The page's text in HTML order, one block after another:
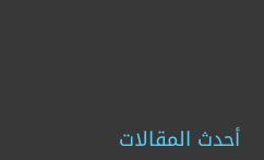
أحدث المقالات